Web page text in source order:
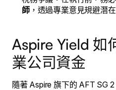
師，透過專業意見規避潛
Aspire Yield 如
業公司資金
隨著 Aspire 旗下的 AFT SG